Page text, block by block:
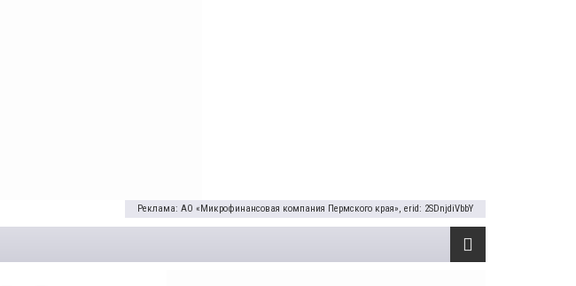
Реклама: АО «Микрофинансовая компания Пермского края», erid: 2SDnjdiVbbY